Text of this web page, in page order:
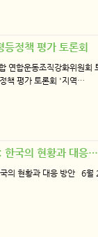
정책 평가 토론회
연합운동조직강화위원회
책 평가 토론회 '지역…
한국의 현황과 대응…
의 현황과 대응 방안 6월